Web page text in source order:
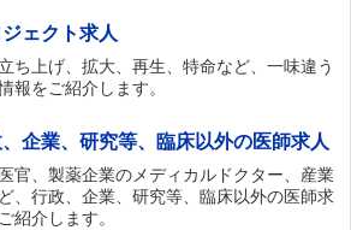
ェクト求人
ち上げ、拡大、再生、特命など、一味違う
報をご紹介します。
企業、研究等、臨床以外の医師求人
官、製薬企業のメディカルドクター、産業
、行政、企業、研究等、臨床以外の医師求
紹介します。